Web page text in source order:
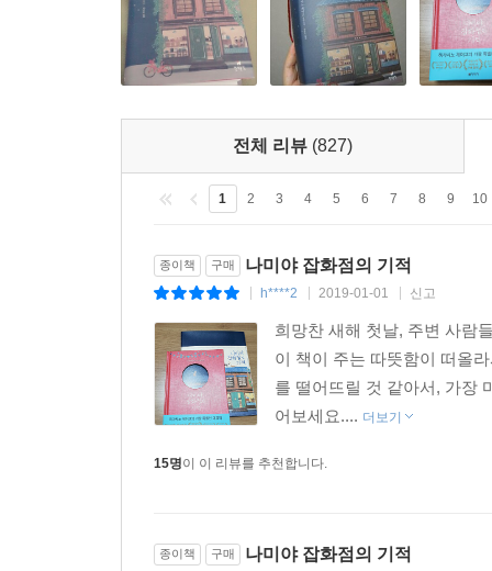
살다보면 한번쯤은 마주하게 되는 어려운 선택의
나미야 잡화점은 다소 장난스러운 고민도 진지하
첫 번째 등장하는 고민 상담자는 살날이 얼마 안
간병에만 전념해야 할지 고민한다. 두 번째 상담
어느 아마추어 뮤지션이다. 병으로 쓰러진 아버
마지막으로, 고아인 자신을 돌봐준 분들에게 은
있는지를 묻는다.
이와 비슷한 고민은 우리 누구에게나 있다. 사
계속할 것인가 등등 살다보면 한번쯤은 마주하
가볍지 않다. 무엇보다 인생의 지도에서 내일에
“여러분이라면 어떤 고민을 상담하시겠습니까?
말처럼 잊고 있던 ‘사람 간의 정’이라든가 ‘타인
전체 리뷰 (827)
1 2 3 4 5 6 7 8 9 10
종이책 구매 나미야 잡화점의 기적
h****2 2019-01-01 신고
희망찬 새해 첫날, 주변 사람
이 책이 주는 따뜻함이 떠올
를 떨어뜨릴 것 같아서, 가장
어보세요.... 더보기
15명이 이 리뷰를 추천합니다.
종이책 구매 나미야 잡화점의 기적